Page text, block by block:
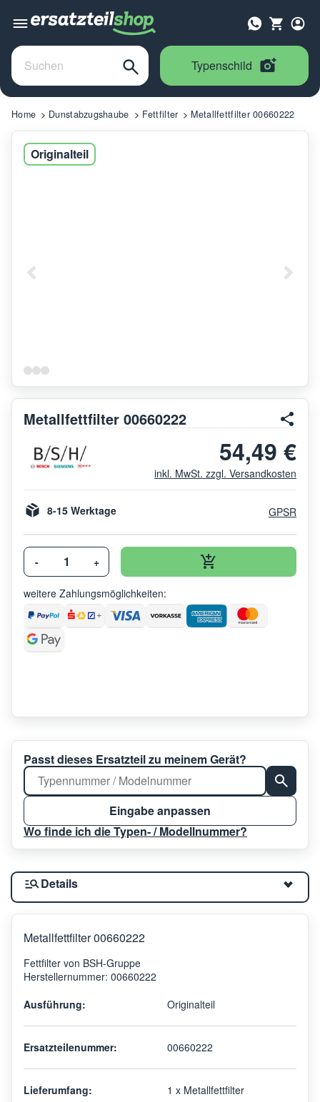
Typenschild
Home Dunstabzugshaube Fettfilter Metallfettfilter 00660222
Originalteil
Metallfettfilter 00660222
54,49 €
inkl. MwSt. zzgl. Versandkosten
8-15 Werktage GPSR
- +
weitere Zahlungsmöglichkeiten:
Passt dieses Ersatzteil zu meinem Gerät?
Eingabe anpassen
Wo finde ich die Typen- / Modellnummer?
Details
Metallfettfilter 00660222
Fettfilter von BSH-Gruppe
Herstellernummer: 00660222
Ausführung:
Originalteil
Ersatzteilenummer: 00660222
Lieferumfang: 1 x Metallfettfilter